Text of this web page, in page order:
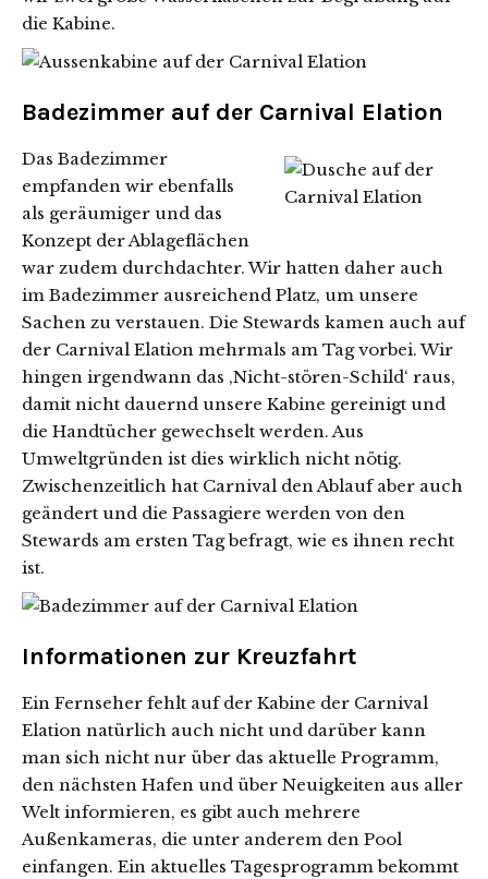
die Kabine.
Badezimmer auf der Carnival Elation
Das Badezimmer
empfanden wir ebenfalls
als geräumiger und das
Konzept der Ablageflächen
war zudem durchdachter. Wir hatten daher auch
im Badezimmer ausreichend Platz, um unsere
Sachen zu verstauen. Die Stewards kamen auch auf
der Carnival Elation mehrmals am Tag vorbei. Wir
hingen irgendwann das ‚Nicht-stören-Schild‘ raus,
damit nicht dauernd unsere Kabine gereinigt und
die Handtücher gewechselt werden. Aus
Umweltgründen ist dies wirklich nicht nötig.
Zwischenzeitlich hat Carnival den Ablauf aber auch
geändert und die Passagiere werden von den
Stewards am ersten Tag befragt, wie es ihnen recht
ist.
Informationen zur Kreuzfahrt
Ein Fernseher fehlt auf der Kabine der Carnival
Elation natürlich auch nicht und darüber kann
man sich nicht nur über das aktuelle Programm,
den nächsten Hafen und über Neuigkeiten aus aller
Welt informieren, es gibt auch mehrere
Außenkameras, die unter anderem den Pool
einfangen. Ein aktuelles Tagesprogramm bekommt